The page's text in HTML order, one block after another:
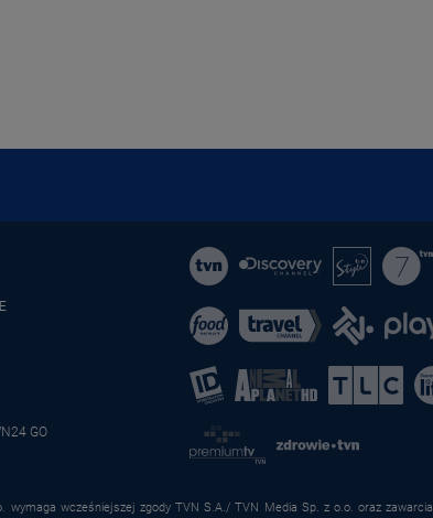
GO
wymaga wcześniejszej zgody TVN S.A./ TVN Media Sp. z o.o. oraz